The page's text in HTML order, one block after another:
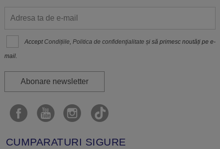
Accept Condițiile ,Politica de confidenţialitate și să primesc noutăți pe e-
mail.
Abonare newsletter
CUMPARATURI SIGURE